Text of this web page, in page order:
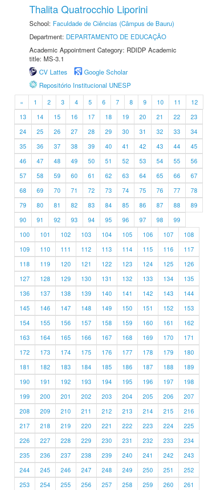
Thalita Quatrocchio Liporini
School: Faculdade de Ciências (Câmpus de Bauru)
Department: DEPARTAMENTO DE EDUCAÇÃO
Academic Appointment Category: RDIDP Academic
title: MS-3.1
CV Lattes
Google Scholar
Repositório Institucional UNESP
« 1 2 3 4 5 6 7 8 9 10 11
12
13
14 15 16 17 18 19 20 21 22
23
24
25 26 27 28 29 30 31 32 33
34
35
36 37 38 39 40 41 42 43 44
45
46
47 48 49 50 51 52 53 54 55
56
57
58 59 60 61 62 63 64 65 66
67
68
69 70 71 72 73 74 75 76 77
78
79
80 81 82 83 84 85 86 87 88
89
90
91 92 93 94 95 96 97 98
99
100
101 102 103 104 105 106 107
108
109
110 111 112 113 114 115 116
117
118
119 120 121 122 123 124 125
126
127
128 129 130 131 132 133 134
135
136
137 138 139 140 141 142 143
144
145
146 147 148 149 150 151 152
153
154
155 156 157 158 159 160 161
162
163
164 165 166 167 168 169 170
171
172
173 174 175 176 177 178 179
180
181
182 183 184 185 186 187 188
189
190
191 192 193 194 195 196 197
198
199
200 201 202 203 204 205 206
207
208
209 210 211 212 213 214 215
216
217
218 219 220 221 222 223 224
225
226
227 228 229 230 231 232 233
234
235
236 237 238 239 240 241 242
243
244
245 246 247 248 249 250 251
252
253
254 255 256 257 258 259 260 261